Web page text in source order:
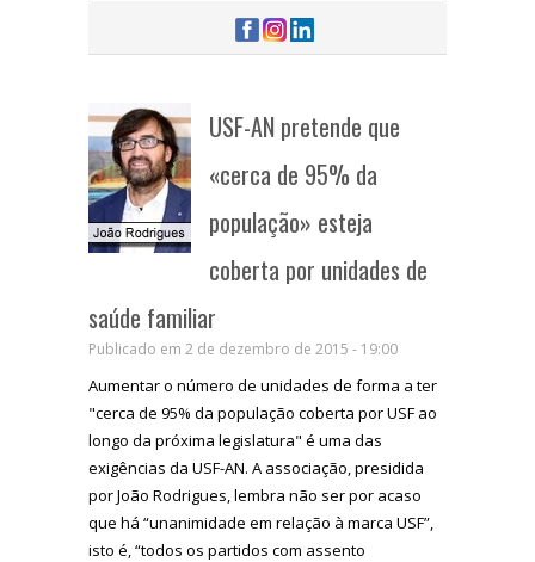
USF-AN pretende que
«cerca de 95% da
população» esteja
coberta por unidades de
saúde familiar
Publicado em 2 de dezembro de 2015 - 19:00
Aumentar o número de unidades de forma a ter
"cerca de 95% da população coberta por USF ao
longo da próxima legislatura" é uma das
exigências da USF-AN. A associação, presidida
por João Rodrigues, lembra não ser por acaso
que há “unanimidade em relação à marca USF”,
isto é, “todos os partidos com assento